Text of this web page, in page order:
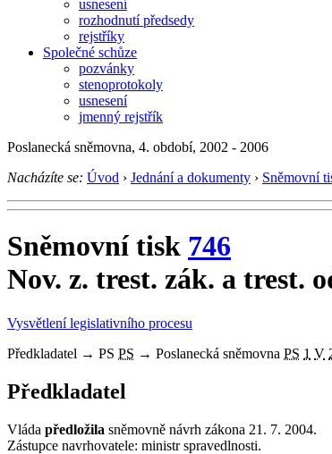
usnesení
rozhodnutí předsedy
rejstříky
Společné schůze
pozvánky
stenoprotokoly
usnesení
jmenný rejstřík
Poslanecká sněmovna, 4. období, 2002 - 2006
Nacházíte se: Úvod › Jednání a dokumenty › Sněmovní
Sněmovní tisk 746
Nov. z. trest. zák. a trest.
Vysvětlení legislativního procesu
Předkladatel → PS PS → Poslanecká sněmovna PS 1 V
Předkladatel
Vláda předložila sněmovně návrh zákona 21. 7. 2004.
Zástupce navrhovatele: ministr spravedlnosti.